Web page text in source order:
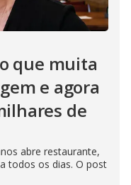
que muita
e agora
de
abre restaurante,
todos os dias. O post